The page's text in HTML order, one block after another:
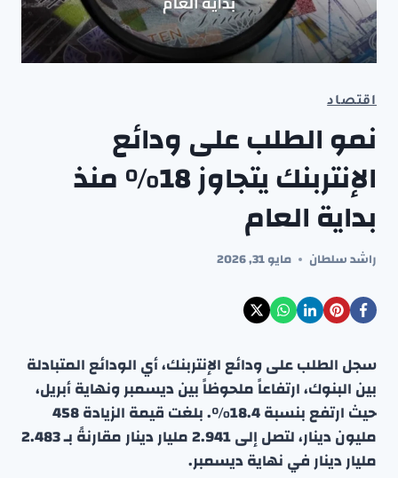
اقتصاد
نمو الطلب على ودائع
الإنتربنك يتجاوز 18% منذ
بداية العام
راشد سلطان مايو 31, 2026
سجل الطلب على ودائع الإنتربنك، أي الودائع المتبادلة
بين البنوك، ارتفاعاً ملحوظاً بين ديسمبر ونهاية أبريل،
حيث ارتفع بنسبة 18.4٪. بلغت قيمة الزيادة 458
مليون دينار، لتصل إلى 2.941 مليار دينار مقارنةً بـ 2.483
مليار دينار في نهاية ديسمبر.